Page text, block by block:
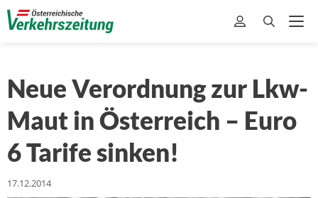
Neue Verordnung zur Lkw-
Maut in Österreich – Euro
6 Tarife sinken!
17.12.2014